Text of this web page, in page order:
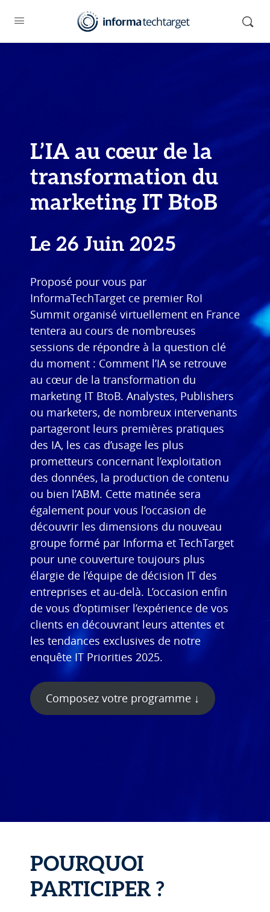
L’IA au cœur de la
transformation du
marketing IT BtoB
Le 26 Juin 2025
Proposé pour vous par
InformaTechTarget ce premier RoI
Summit organisé virtuellement en France
tentera au cours de nombreuses
sessions de répondre à la question clé
du moment : Comment l’IA se retrouve
au cœur de la transformation du
marketing IT BtoB. Analystes, Publishers
ou marketers, de nombreux intervenants
partageront leurs premières pratiques
des IA, les cas d’usage les plus
prometteurs concernant l’exploitation
des données, la production de contenu
ou bien l’ABM. Cette matinée sera
également pour vous l’occasion de
découvrir les dimensions du nouveau
groupe formé par Informa et TechTarget
pour une couverture toujours plus
élargie de l’équipe de décision IT des
entreprises et au-delà. L’occasion enfin
de vous d’optimiser l’expérience de vos
clients en découvrant leurs attentes et
les tendances exclusives de notre
enquête IT Priorities 2025.
Composez votre programme↓
POURQUOI
PARTICIPER ?